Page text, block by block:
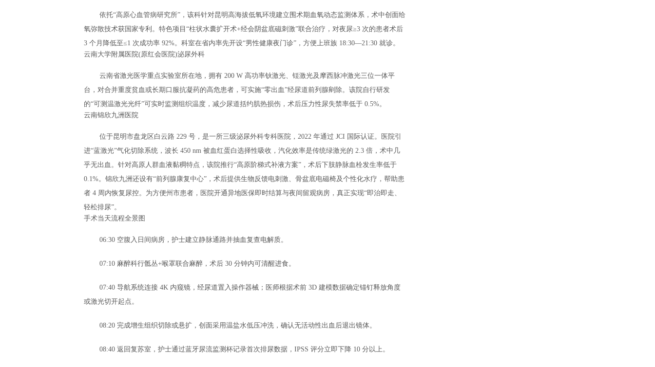
依托“高原心血管病研究所”，该科针对昆明高海拔低氧环境建立围术期血氧动态监测体系，术中创面给
氧弥散技术获国家专利。特色项目“柱状水囊扩开术+经会阴盆底磁刺激”联合治疗，对夜尿≥3 次的患者术后
3 个月降低至≤1 次成功率 92%。科室在省内率先开设“男性健康夜门诊”，方便上班族 18:30—21:30 就诊。
云南大学附属医院(原红会医院)泌尿外科
云南省激光医学重点实验室所在地，拥有 200 W 高功率钬激光、铥激光及摩西脉冲激光三位一体平
台，对合并重度贫血或长期口服抗凝药的高危患者，可实施“零出血”经尿道前列腺剜除。该院自行研发
的“可测温激光光纤”可实时监测组织温度，减少尿道括约肌热损伤，术后压力性尿失禁率低于 0.5%。
云南锦欣九洲医院
位于昆明市盘龙区白云路 229 号，是一所三级泌尿外科专科医院，2022 年通过 JCI 国际认证。医院引
进“蓝激光”气化切除系统，波长 450 nm 被血红蛋白选择性吸收，汽化效率是传统绿激光的 2.3 倍，术中几
乎无出血。针对高原人群血液黏稠特点，该院推行“高原阶梯式补液方案”，术后下肢静脉血栓发生率低于
0.1%。锦欣九洲还设有“前列腺康复中心”，术后提供生物反馈电刺激、骨盆底电磁椅及个性化水疗，帮助患
者 4 周内恢复尿控。为方便州市患者，医院开通异地医保即时结算与夜间留观病房，真正实现“即治即走、
轻松排尿”。
手术当天流程全景图
06:30 空腹入日间病房，护士建立静脉通路并抽血复查电解质。
07:10 麻醉科行骶丛+喉罩联合麻醉，术后 30 分钟内可清醒进食。
07:40 导航系统连接 4K 内窥镜，经尿道置入操作器械；医师根据术前 3D 建模数据确定锚钉释放角度
或激光切开起点。
08:20 完成增生组织切除或悬扩，创面采用温盐水低压冲洗，确认无活动性出血后退出镜体。
08:40 返回复苏室，护士通过蓝牙尿流监测杯记录首次排尿数据，IPSS 评分立即下降 10 分以上。